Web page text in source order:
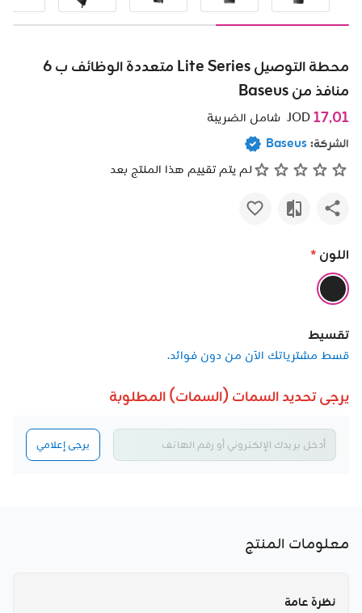
محطة التوصيل Lite Series متعددة الوظائف ب 6
منافذ من Baseus
17٫01
شامل الضريبة
الشركة:Baseus
لم يتم تقييم هذا المنتج بعد
اللون *
تقسيط
قسط مشترياتك الآن من دون فوائد.
يرجى تحديد السمات (السمات) المطلوبة
يرجى إعلامي
معلومات المنتج
نظرة عامة